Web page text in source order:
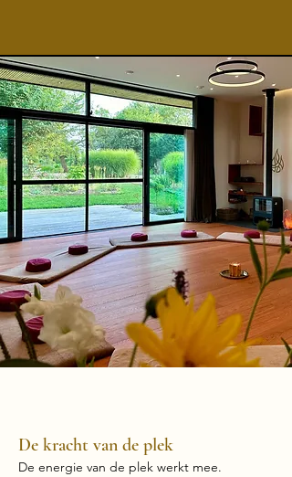
De kracht van de plek
De energie van de plek werkt mee.